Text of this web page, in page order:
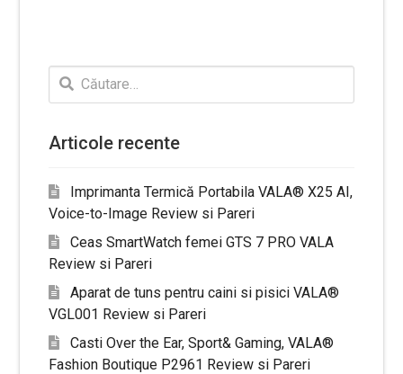
Caută
după:
Articole recente
Imprimanta Termică Portabila VALA® X25 AI,
Voice-to-Image Review si Pareri
Ceas SmartWatch femei GTS 7 PRO VALA
Review si Pareri
Aparat de tuns pentru caini si pisici VALA®
VGL001 Review si Pareri
Casti Over the Ear, Sport& Gaming, VALA®
Fashion Boutique P2961 Review si Pareri